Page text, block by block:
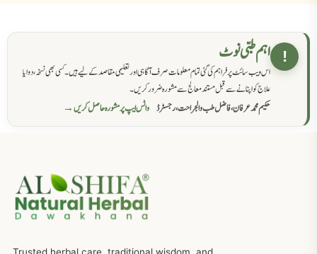
! اہم طبی نوٹ
اس ویب سائٹ پر فراہم کی گئی تمام معلومات صرف آگاہی اور تعلیمی مقاصد کے لیے ہیں۔ کسی بھی نسخہ، دوا یا
علاج کو اپنانے سے قبل مستند معالج سے مشورہ ضرور کریں۔
حکیم محمد عرفان، فاضل طب والجراحت، رجسٹرڈ واٹس ایپ پر مشورہ حاصل کریں →
Trusted herbal care, traditional wisdom, and